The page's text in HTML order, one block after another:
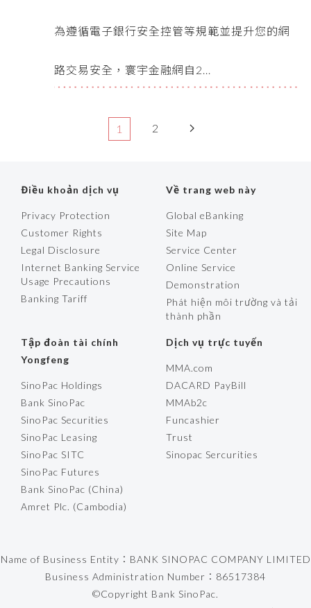
服務
為遵循電子銀行安全控管等規範並提升您的網
路交易安全，寰宇金融網自2...
1 2
Điều khoản dịch vụ
Privacy Protection
Customer Rights
Legal Disclosure
Internet Banking Service
Usage Precautions
Banking Tariff
Về trang web này
Global eBanking
Site Map
Service Center
Online Service
Demonstration
Phát hiện môi trường và tải
thành phần
Tập đoàn tài chính
Yongfeng
SinoPac Holdings
Bank SinoPac
SinoPac Securities
SinoPac Leasing
SinoPac SITC
SinoPac Futures
Bank SinoPac (China)
Amret Plc. (Cambodia)
Dịch vụ trực tuyến
MMA.com
DACARD PayBill
MMAb2c
Funcashier
Trust
Sinopac Sercurities
Name of Business Entity：BANK SINOPAC COMPANY LIMITED
Business Administration Number：86517384
©Copyright Bank SinoPac.